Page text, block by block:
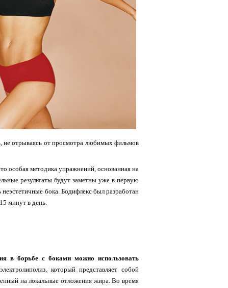
не отрываясь от просмотра любимых фильмов
особая методика упражнений, основанная на
результаты будут заметны уже в первую
бока. Бодифлекс был разработан
минут в день.
в борьбе с боками можно использовать
который представляет собой
на локальные отложения жира. Во время